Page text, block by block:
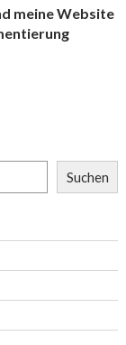
meine Website
Suchen